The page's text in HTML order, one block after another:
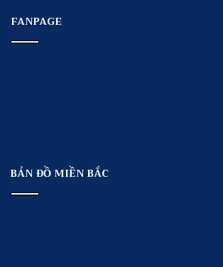
FANPAGE
BẢN ĐỒ MIỀN BẮC